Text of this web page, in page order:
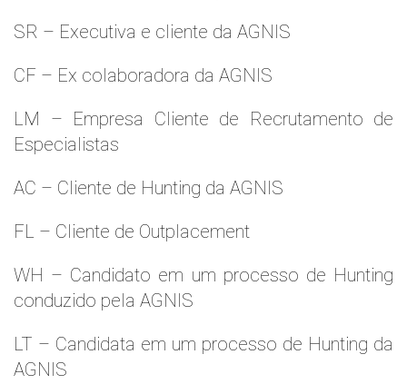
SR – Executiva e cliente da AGNIS
CF – Ex colaboradora da AGNIS
LM – Empresa Cliente de Recrutamento de
Especialistas
AC – Cliente de Hunting da AGNIS
FL – Cliente de Outplacement
WH – Candidato em um processo de Hunting
conduzido pela AGNIS
LT – Candidata em um processo de Hunting da
AGNIS